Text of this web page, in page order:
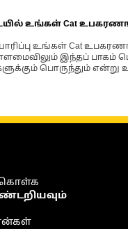
உங்கள் Cat
உங்கள் Cat
இந்தப் பாகம்
பொருந்தும் என்று